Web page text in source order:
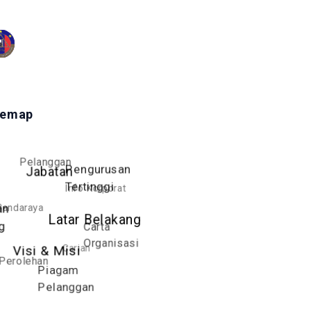
Latar Belakang
Visi & Misi
Piagam
Pelanggan
Carta
Organisasi
Pengurusan
Tertinggi
Jabatan
Carian
Info Korporat
Pelanggan